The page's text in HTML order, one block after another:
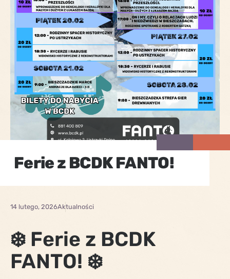
Ferie z BCDK FANTO!
14 lutego, 2026Aktualności
❄️ Ferie z BCDK
FANTO! ❄️